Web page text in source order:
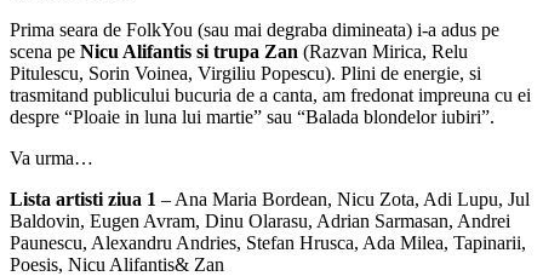
Prima seara de FolkYou (sau mai degraba dimineata) i-a adus pe
scena pe Nicu Alifantis si trupa Zan (Razvan Mirica, Relu
Pitulescu, Sorin Voinea, Virgiliu Popescu). Plini de energie, si
trasmitand publicului bucuria de a canta, am fredonat impreuna cu ei
despre “Ploaie in luna lui martie” sau “Balada blondelor iubiri”.
Va urma…
Lista artisti ziua 1 – Ana Maria Bordean, Nicu Zota, Adi Lupu, Jul
Baldovin, Eugen Avram, Dinu Olarasu, Adrian Sarmasan, Andrei
Paunescu, Alexandru Andries, Stefan Hrusca, Ada Milea, Tapinarii,
Poesis, Nicu Alifantis& Zan